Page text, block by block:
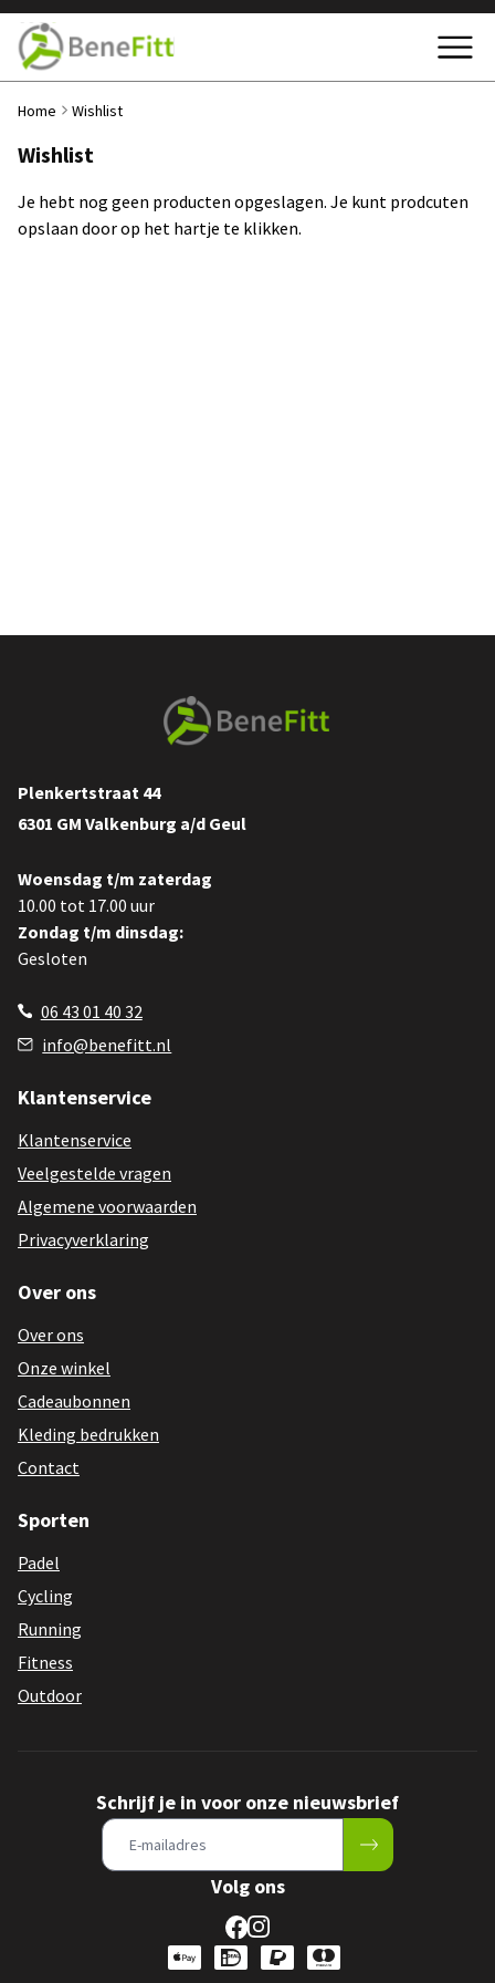
Home Wishlist
Wishlist
Je hebt nog geen producten opgeslagen. Je kunt prodcuten
opslaan door op het hartje te klikken.
Plenkertstraat 44
6301 GM Valkenburg a/d Geul
Woensdag t/m zaterdag
10.00 tot 17.00 uur
Zondag t/m dinsdag:
Gesloten
06 43 01 40 32
info@benefitt.nl
Klantenservice
Klantenservice
Veelgestelde vragen
Algemene voorwaarden
Privacyverklaring
Over ons
Over ons
Onze winkel
Cadeaubonnen
Kleding bedrukken
Contact
Sporten
Padel
Cycling
Running
Fitness
Outdoor
Schrijf je in voor onze nieuwsbrief
Volg ons